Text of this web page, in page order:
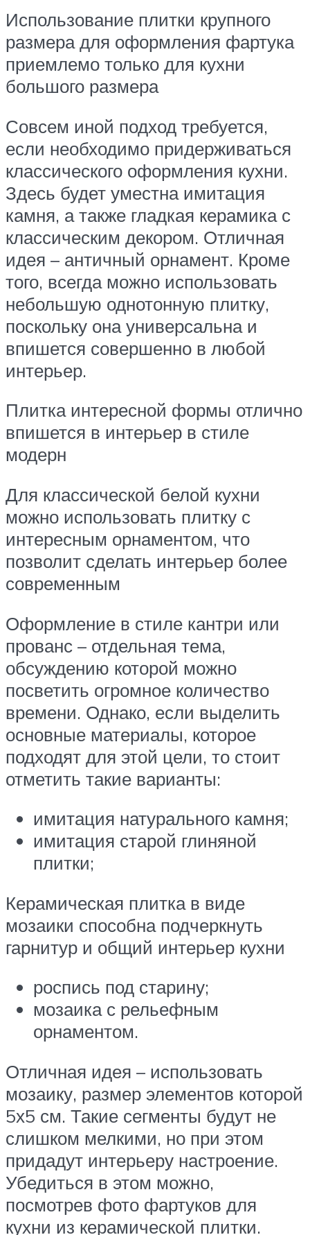
Использование плитки крупного
размера для оформления фартука
приемлемо только для кухни
большого размера
Совсем иной подход требуется,
если необходимо придерживаться
классического оформления кухни.
Здесь будет уместна имитация
камня, а также гладкая керамика с
классическим декором. Отличная
идея – античный орнамент. Кроме
того, всегда можно использовать
небольшую однотонную плитку,
поскольку она универсальна и
впишется совершенно в любой
интерьер.
Плитка интересной формы отлично
впишется в интерьер в стиле
модерн
Для классической белой кухни
можно использовать плитку с
интересным орнаментом, что
позволит сделать интерьер более
современным
Оформление в стиле кантри или
прованс – отдельная тема,
обсуждению которой можно
посветить огромное количество
времени. Однако, если выделить
основные материалы, которое
подходят для этой цели, то стоит
отметить такие варианты:
имитация натурального камня;
имитация старой глиняной
плитки;
Керамическая плитка в виде
мозаики способна подчеркнуть
гарнитур и общий интерьер кухни
роспись под старину;
мозаика с рельефным
орнаментом.
Отличная идея – использовать
мозаику, размер элементов которой
5х5 см. Такие сегменты будут не
слишком мелкими, но при этом
придадут интерьеру настроение.
Убедиться в этом можно,
посмотрев фото фартуков для
кухни из керамической плитки.